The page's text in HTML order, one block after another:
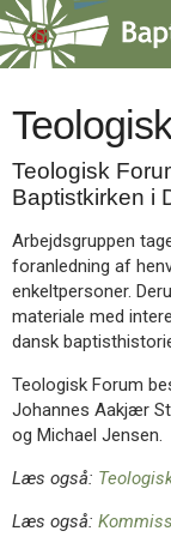
Spring
menu
over
gå
indholdVend
tilbage
forsiden
1.0:
Forside
2.0:
Nyheder
3.0:
Kalender
4.0:
Inspiration
6.0:
Mission
7.0:
Om
BaptistKirken
10.0:
Nyheder
Teologisk
Baptistkirken i
Arbejdsgruppen
foranledning af
enkeltpersoner.
materiale med
dansk
Teologisk Forum
Johannes Aakjær
og Michael Jensen.
Læs også:
Læs også: